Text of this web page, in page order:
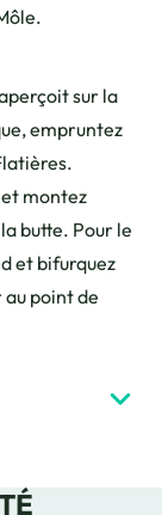
sur la
empruntez
montez
butte. Pour le
et bifurquez
point de